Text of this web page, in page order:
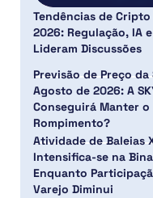
Tendências de Cripto
2026: Regulação, IA e
Lideram Discussões
Previsão de Preço da
Agosto de 2026: A
Conseguirá Manter o
Rompimento?
Atividade de Baleias
Intensifica-se na
Enquanto
Varejo Diminui